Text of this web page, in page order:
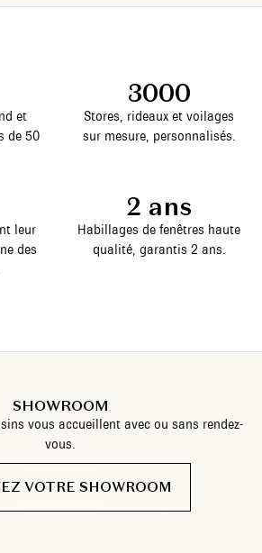
et
de 50
3000
Stores, rideaux et voilages
sur mesure, personnalisés.
leur
des
2 ans
Habillages de fenêtres haute
qualité, garantis 2 ans.
SHOWROOM
vous accueillent avec ou sans rendez-
vous.
VOTRE SHOWROOM